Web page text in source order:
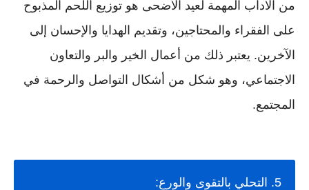
من الآداب المهمة لعيد الأضحى هو توزيع اللحم المذبوح
على الفقراء والمحتاجين، وتقديم الهدايا والإحسان إلى
الآخرين. يعتبر ذلك من أعمال الخير والبر والتعاون
الاجتماعي، وهو شكل من أشكال التواصل والرحمة في
المجتمع.
5. التحلي بالتقوى والورع: